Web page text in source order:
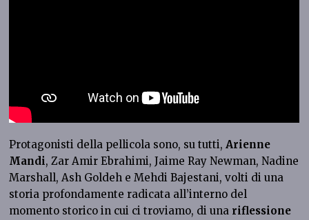
Protagonisti della pellicola sono, su tutti,Arienne
Mandi, Zar Amir Ebrahimi, Jaime Ray Newman, Nadine
Marshall, Ash Goldeh e Mehdi Bajestani, volti di una
storia profondamente radicata all’interno del
momento storico in cui ci troviamo, di una riflessione